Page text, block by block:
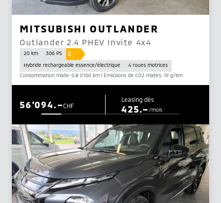
MITSUBISHI OUTLANDER
Outlander 2.4 PHEV Invite 4x4
20 km 306 PS E
Hybride rechargeable essence/électrique
4 roues motrices
Consommation mixte: 0.8 l/100 km | Émissions de CO2 mixtes: 19 g/km
CHF
56'094.– Leasing dès
425.–/mois